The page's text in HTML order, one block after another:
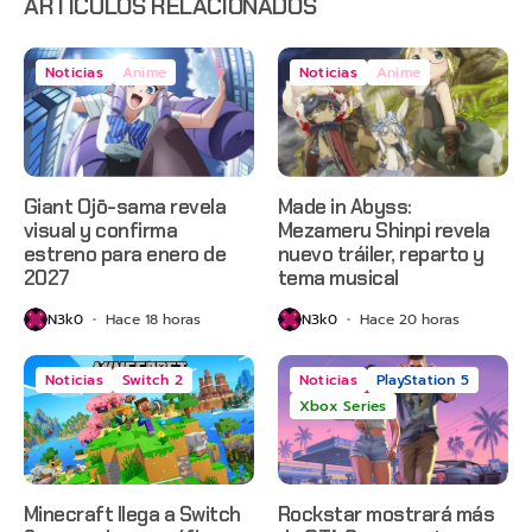
Noticias Anime
Giant Ojō-sama revela
visual y confirma
estreno para enero de
2027
N3k0 Hace 18 horas
Noticias Anime
Made in Abyss:
Mezameru Shinpi revela
nuevo tráiler, reparto y
tema musical
N3k0 Hace 20 horas
Noticias Switch 2
Minecraft llega a Switch
Noticias
PlayStation 5
Xbox Series
Rockstar mostrará más